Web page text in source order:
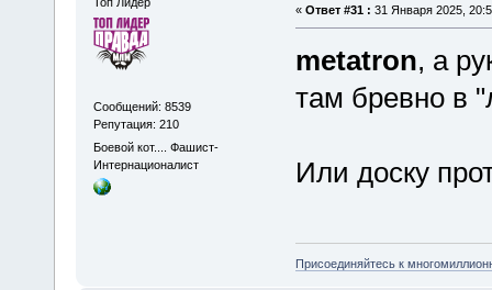
Топ Лидер
Сообщений: 8539
Репутация: 210
Боевой кот.... Фашист-
Интернационалист
« Ответ #31 : 31 Января 2025,
metatron, а
там бревно в
Или доску
Присоединяйтесь к